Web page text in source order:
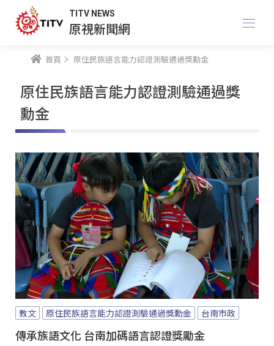
TITV NEWS
原視新聞網
首頁 原住民族語言能力認證測驗通過獎勳金
原住民族語言能力認證測驗通過獎
勳金
教文 原住民族語言能力認證測驗通過獎勳金 台南市政
傳承族語文化 台南加碼語言認證獎勵金